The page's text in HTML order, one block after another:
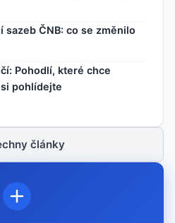
ČNB: co se změnilo
Pohodlí, které chce
pohlídejte
články